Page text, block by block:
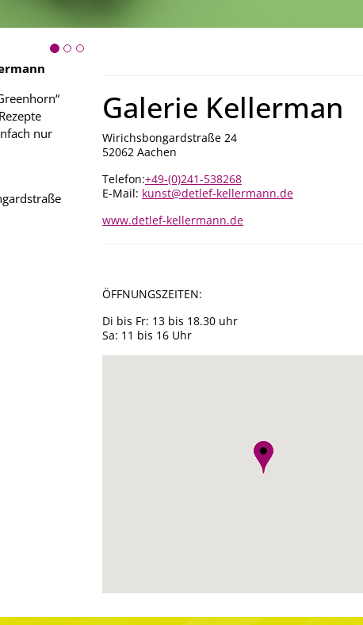
nur
Galerie Kellerman
Wirichsbongardstraße 24
52062 Aachen
Telefon:+49-(0)241-538268
E-Mail: kunst@detlef-kellermann.de
www.detlef-kellermann.de
ÖFFNUNGSZEITEN:
Di bis Fr: 13 bis 18.30 uhr
Sa: 11 bis 16 Uhr